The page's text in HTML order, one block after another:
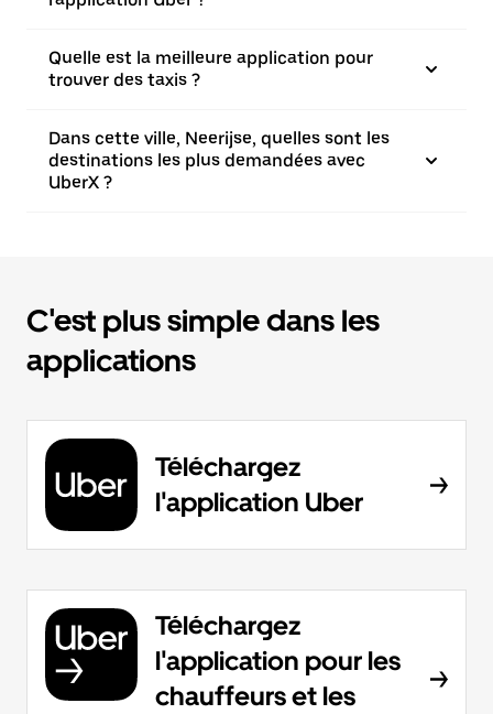
Quelle est la meilleure application pour
trouver des taxis ?
Dans cette ville, Neerijse, quelles sont les
destinations les plus demandées avec
UberX ?
C'est plus simple dans les
applications
Téléchargez
l'application Uber
Téléchargez
l'application pour les
chauffeurs et les